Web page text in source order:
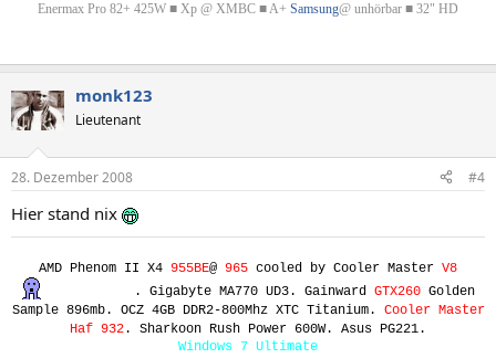
Enermax Pro 82+ 425W ■ Xp @ XMBC ■ A+ Samsung@ unhörbar ■ 32" HD
monk123
Lieutenant
28. Dezember 2008 #4
Hier stand nix
AMD Phenom II X4 955BE@ 965 cooled by Cooler Master V8
. Gigabyte MA770 UD3. Gainward GTX260 Golden
Sample 896mb. OCZ 4GB DDR2-800Mhz XTC Titanium. Cooler Master
Haf 932. Sharkoon Rush Power 600W. Asus PG221.
Windows 7 Ultimate​